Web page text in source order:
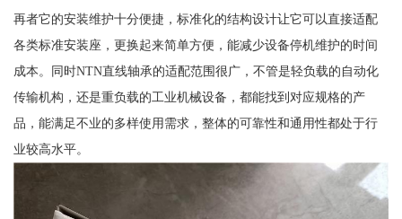
再者它的安装维护十分便捷，标准化的结构设计让它可以直接适配
各类标准安装座，更换起来简单方便，能减少设备停机维护的时间
成本。同时NTN直线轴承的适配范围很广，不管是轻负载的自动化
传输机构，还是重负载的工业机械设备，都能找到对应规格的产
品，能满足不业的多样使用需求，整体的可靠性和通用性都处于行
业较高水平。